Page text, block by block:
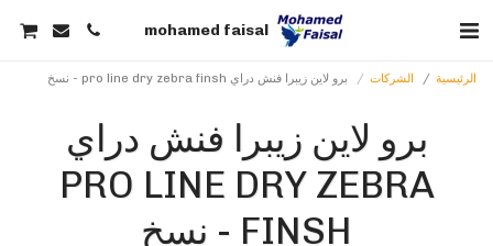
mohamed faisal
الرئيسية الشركات برو لاين زيبرا فنش دراي pro line dry zebra finsh - نسخ
برو لاين زيبرا فنش دراي
PRO LINE DRY ZEBRA
FINSH - نسخ